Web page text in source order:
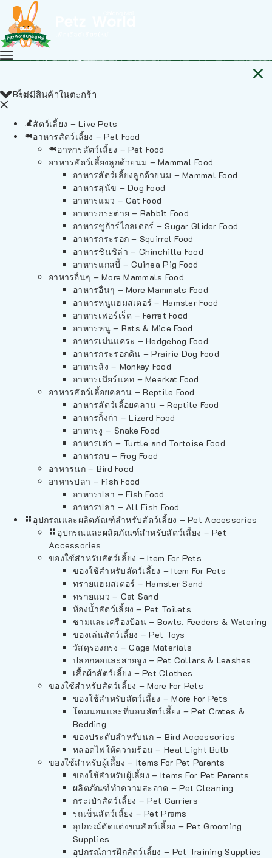
ไม่มีสินค้าในตะกร้า
Back
สัตว์เลี้ยง – Live Pets
อาหารสัตว์เลี้ยง – Pet Food
อาหารสัตว์เลี้ยง – Pet Food
อาหารสัตว์เลี้ยงลูกด้วยนม – Mammal Food
อาหารสัตว์เลี้ยงลูกด้วยนม – Mammal Food
อาหารสุนัข – Dog Food
อาหารแมว – Cat Food
อาหารกระต่าย – Rabbit Food
อาหารชูก้าร์ไกลเดอร์ – Sugar Glider Food
อาหารกระรอก – Squirrel Food
อาหารชินชิล่า – Chinchilla Food
อาหารแกสบี้ – Guinea Pig Food
อาหารอื่นๆ – More Mammals Food
อาหารอื่นๆ – More Mammals Food
อาหารหนูแฮมสเตอร์ – Hamster Food
อาหารเฟอร์เร็ต – Ferret Food
อาหารหนู – Rats & Mice Food
อาหารเม่นแคระ – Hedgehog Food
อาหารกระรอกดิน – Prairie Dog Food
อาหารลิง – Monkey Food
อาหารเมียร์แคท – Meerkat Food
อาหารสัตว์เลี้อยคลาน – Reptile Food
อาหารสัตว์เลี้อยคลาน – Reptile Food
อาหารกิ้งก่า – Lizard Food
อาหารงู – Snake Food
อาหารเต่า – Turtle and Tortoise Food
อาหารกบ – Frog Food
อาหารนก – Bird Food
อาหารปลา – Fish Food
อาหารปลา – Fish Food
อาหารปลา – All Fish Food
อุปกรณและผลิตภัณฑ์สำหรับสัตว์เลี้ยง – Pet Accessories
อุปกรณและผลิตภัณฑ์สำหรับสัตว์เลี้ยง – Pet
Accessories
ของใช้สำหรับสัตว์เลี้ยง – Item For Pets
ของใช้สำหรับสัตว์เลี้ยง – Item For Pets
ทรายแฮมสเตอร์ – Hamster Sand
ทรายแมว – Cat Sand
ห้องน้ำสัตว์เลี้ยง – Pet Toilets
ชามและเครื่องป้อน – Bowls, Feeders & Watering
ของเล่นสัตว์เลี้ยง – Pet Toys
วัสดุรองกรง – Cage Materials
ปลอกคอและสายจูง – Pet Collars & Leashes
เสื้อผ้าสัตว์เลี้ยง – Pet Clothes
ของใช้สำหรับสัตว์เลี้ยง – More For Pets
ของใช้สำหรับสัตว์เลี้ยง – More For Pets
โดมนอนและที่นอนสัตว์เลี้ยง – Pet Crates &
Bedding
ของประดับสำหรับนก – Bird Accessories
หลอดไฟให้ความร้อน – Heat Light Bulb
ของใช้สำหรับผู้เลี้ยง – Items For Pet Parents
ของใช้สำหรับผู้เลี้ยง – Items For Pet Parents
ผลิตภัณฑ์ทำความสะอาด – Pet Cleaning
กระเป๋าสัตว์เลี้ยง – Pet Carriers
รถเข็นสัตว์เลี้ยง – Pet Prams
อุปกรณ์ตัดแต่งขนสัตว์เลี้ยง – Pet Grooming
Supplies
อุปกรณ์การฝึกสัตว์เลี้ยง – Pet Training Supplies